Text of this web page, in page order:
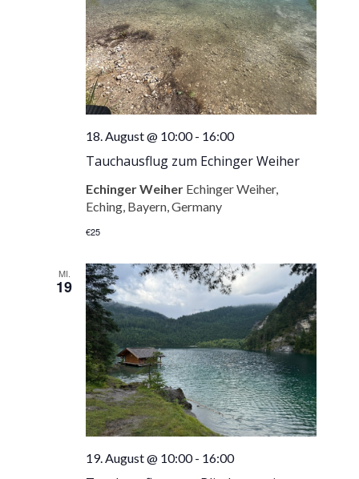
Tauchausflug zum Echinger Weiher
18. August @ 10:00- 16:00
Echinger Weiher Echinger Weiher,
Eching, Bayern, Germany
€25
MI.
19
19. August @ 10:00- 16:00